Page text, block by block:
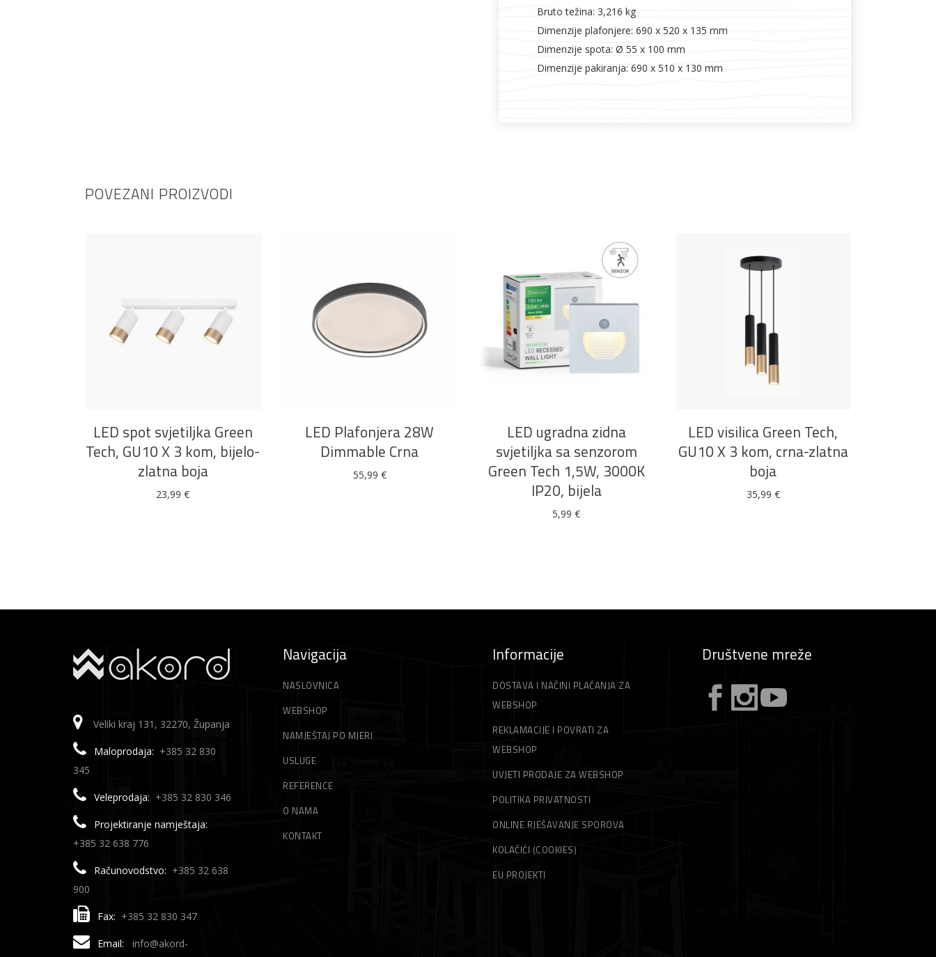
Bruto težina: 3,216 kg
Dimenzije plafonjere: 690 x 520 x 135 mm
Dimenzije spota: Ø 55 x 100 mm
Dimenzije pakiranja: 690 x 510 x 130 mm
POVEZANI PROIZVODI
LED spot svjetiljka Green
Tech, GU10 X 3 kom, bijelo-
zlatna boja
23,99€
LED Plafonjera 28W
Dimmable Crna
55,99 €
DODAJ U KOŠARICU
LED ugradna zidna
svjetiljka sa senzorom
Green Tech 1,5W, 3000K
IP20, bijela
5,99€
DODAJ U KOŠARICU
LED visilica Green Tech,
GU10 X 3 kom, crna-zlatna
boja
35,99 €
Veliki kraj 131, 32270, Županja
Maloprodaja: +385 32 830
345
Veleprodaja: +385 32 830 346
Projektiranje namještaja:
+385 32 638 776
Računovodstvo: +385 32 638
900
Fax: +385 32 830 347
Email:
info@akord-
Navigacija
NASLOVNICA
WEBSHOP
NAMJEŠTAJ PO MJERI
USLUGE
REFERENCE
O NAMA
KONTAKT
Informacije
DOSTAVA I NAČINI PLAĆANJA ZA
WEBSHOP
REKLAMACIJE I POVRATI ZA
WEBSHOP
UVJETI PRODAJE ZA WEBSHOP
POLITIKA PRIVATNOSTI
ONLINE RJEŠAVANJE SPOROVA
KOLAČIĆI (COOKIES)
EU PROJEKTI
Društvene mreže